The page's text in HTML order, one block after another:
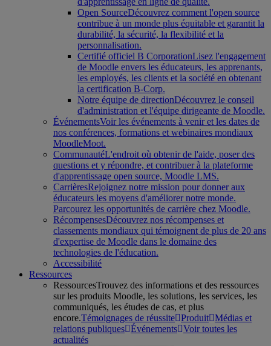
Open SourceDécouvrez comment l'open source
contribue à un monde plus équitable et garantit la
durabilité, la sécurité, la flexibilité et la
personnalisation.
Certifié officiel B CorporationLisez l'engagement
de Moodle envers les éducateurs, les apprenants,
les employés, les clients et la société en obtenant
la certification B-Corp.
Notre équipe de directionDécouvrez le conseil
d'administration et l'équipe dirigeante de Moodle.
ÉvénementsVoir les événements à venir et les dates de
nos conférences, formations et webinaires mondiaux
MoodleMoot.
CommunautéL'endroit où obtenir de l'aide, poser des
questions et y répondre, et contribuer à la plateforme
d'apprentissage open source, Moodle LMS.
CarrièresRejoignez notre mission pour donner aux
éducateurs les moyens d'améliorer notre monde.
Parcourez les opportunités de carrière chez Moodle.
RécompensesDécouvrez nos récompenses et
classements mondiaux qui témoignent de plus de 20 ans
d'expertise de Moodle dans le domaine des
technologies de l'éducation.
Accessibilité
Ressources
RessourcesTrouvez des informations et des ressources
sur les produits Moodle, les solutions, les services, les
communiqués, les études de cas, et plus
encore.Témoignages de réussite Produit Médias et
relations publiques Événements Voir toutes les
actualités